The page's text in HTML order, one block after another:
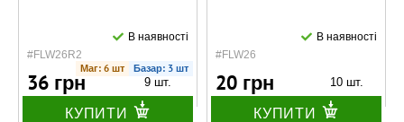
#FLW26R2
В наявності
Маг: 6 шт Базар: 3 шт
36 грн 9 шт.
КУПИТИ
#FLW26
В наявності
20 грн 10 шт.
КУПИТИ